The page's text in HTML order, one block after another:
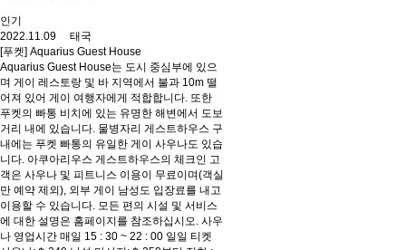
인기
2022.11.09 태국
[푸켓] Aquarius Guest House
Aquarius Guest House는 도시 중심부에 있으
며 게이 레스토랑 및 바 지역에서 불과 10m 떨
어져 있어 게이 여행자에게 적합합니다. 또한
푸켓의 빠통 비치에 있는 유명한 해변에서 도보
거리 내에 있습니다. 물병자리 게스트하우스 구
내에는 푸켓 빠통의 유일한 게이 사우나도 있습
니다. 아쿠아리우스 게스트하우스의 체크인 고
객은 사우나 및 피트니스 이용이 무료이며(객실
만 예약 제외), 외부 게이 남성도 입장료를 내고
이용할 수 있습니다. 모든 편의 시설 및 서비스
에 대한 설명은 홈페이지를 참조하십시오. 사우
나 영업시간 매일 15 : 30 ~ 22 : 00 일일 티켓